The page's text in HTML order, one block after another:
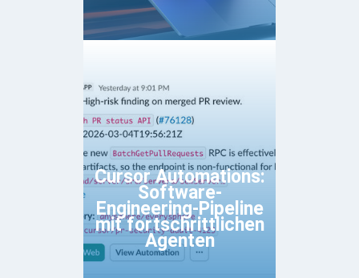
Cursor Automations:
Software-
Engineering-Pipeline
mit fortschrittlichen
Agenten